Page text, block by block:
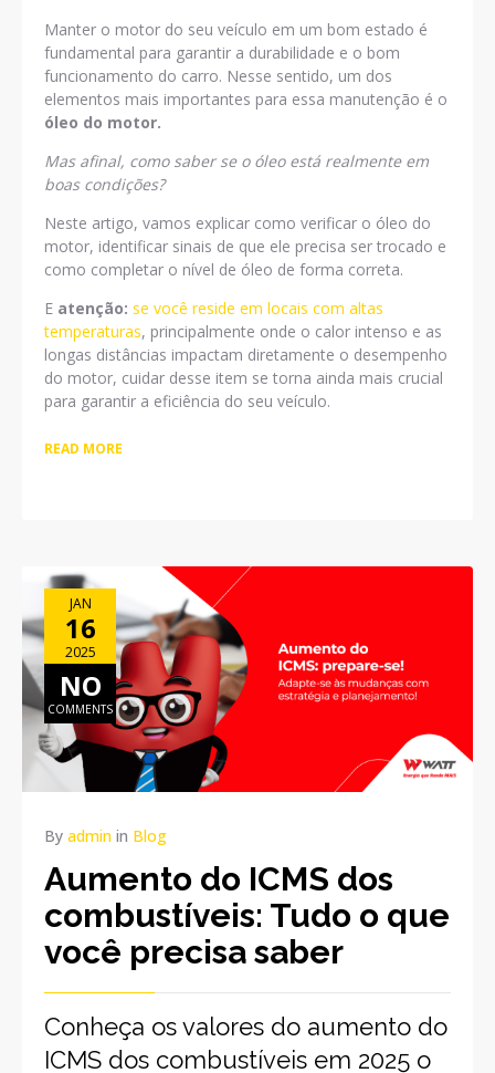
Manter o motor do seu veículo em um bom estado é
fundamental para garantir a durabilidade e o bom
funcionamento do carro. Nesse sentido, um dos
elementos mais importantes para essa manutenção é o
óleo do motor.
Mas afinal, como saber se o óleo está realmente em
boas condições?
Neste artigo, vamos explicar como verificar o óleo do
motor, identificar sinais de que ele precisa ser trocado e
como completar o nível de óleo de forma correta.
E atenção: se você reside em locais com altas
temperaturas, principalmente onde o calor intenso e as
longas distâncias impactam diretamente o desempenho
do motor, cuidar desse item se torna ainda mais crucial
para garantir a eficiência do seu veículo.
READ MORE
JAN
16
2025
NO
COMMENTS
By admin in Blog
Aumento do ICMS dos
combustíveis: Tudo o que
você precisa saber
Conheça os valores do aumento do
ICMS dos combustíveis em 2025 o